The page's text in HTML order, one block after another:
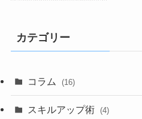
カテゴリー
コラム (16)
スキルアップ術 (4)